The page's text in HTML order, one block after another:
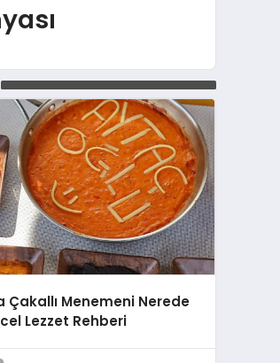
Çakallı Menemeni Nerede
Lezzet Rehberi